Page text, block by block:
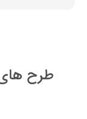
طرح